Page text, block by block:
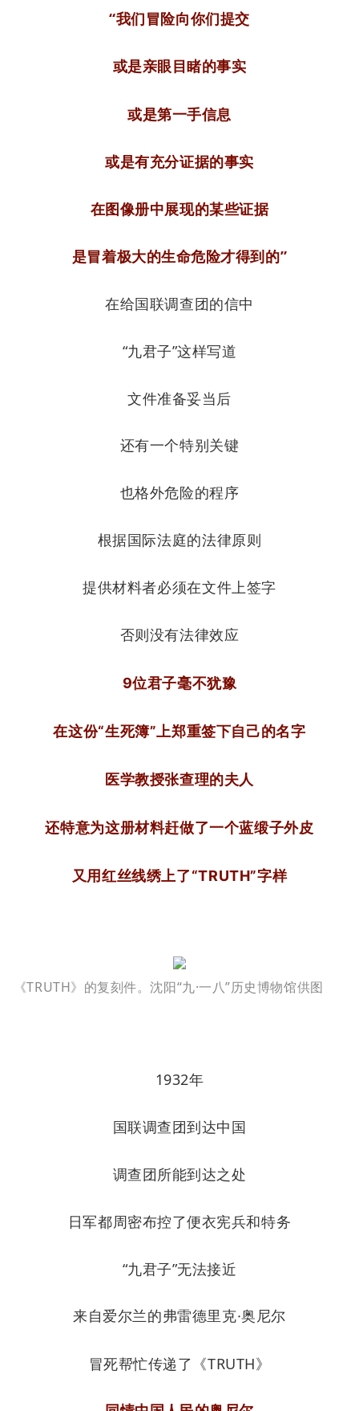
“我们冒险向你们提交
或是亲眼目睹的事实
或是第一手信息
或是有充分证据的事实
在图像册中展现的某些证据
是冒着极大的生命危险才得到的”
在给国联调查团的信中
“九君子”这样写道
文件准备妥当后
还有一个特别关键
也格外危险的程序
根据国际法庭的法律原则
提供材料者必须在文件上签字
否则没有法律效应
9位君子毫不犹豫
在这份“生死簿”上郑重签下自己的名字
医学教授张查理的夫人
还特意为这册材料赶做了一个蓝缎子外皮
又用红丝线绣上了“TRUTH”字样
《TRUTH》的复刻件。沈阳“九·一八”历史博物馆供图
1932年
国联调查团到达中国
调查团所能到达之处
日军都周密布控了便衣宪兵和特务
“九君子”无法接近
来自爱尔兰的弗雷德里克·奥尼尔
冒死帮忙传递了 《TRUTH》